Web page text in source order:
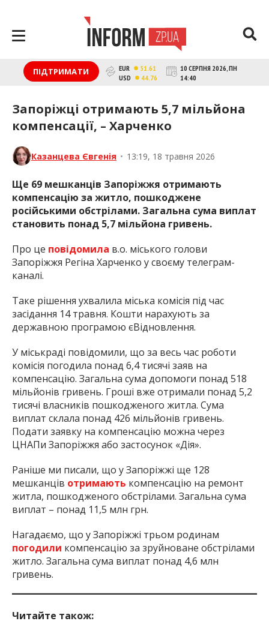
контенту
inform.zp.ua
INFORM.ZP.UA – це інформаційний
портал та веб-сайт новин міста
розповідаємо головні та свіжі новини
політики, економіки, культури,
криміналу, подій, спорту Запоріжжя та
сьогодні. Онлайн – актуальні та
Запорізької області на день.
Інформація та особи Запоріжжя.
INFORM.ZP.UA публікує статті
запорізьких журналістів,
розслідування та чесну аналітику. Ми
дуже цінуємо наших читачів і
відбираємо та розміщуємо для них
найважливішу інформацію про події
10 СЕРПНЯ 2026, ПН
14:40
EUR
51.61
USD
44.76
ПІДТРИМАТИ
Запоріжці отримають 5,7 мільйона
компенсації, – Харченко
Казанцева Євгенія • 13:19, 18 травня 2026
Ще 69 мешканців Запоріжжя отримають
компенсацію за житло, пошкоджене
російськими обстрілами. Загальна сума виплат
становить понад 5,7 мільйона гривень.
Про це повідомила в.о. міського голови
Запоріжжя Регіна Харченко у своєму телеграм-
каналі.
Таке рішення ухвалила міська комісія під час
засідання 14 травня. Кошти нарахують за
державною програмою єВідновлення.
У міськраді повідомили, що за весь час роботи
комісія погодила понад 6,4 тисячі заяв на
компенсацію. Загальна сума допомоги понад 518
мільйонів гривень. Гроші вже отримали понад 5,2
тисячі власників пошкодженого житла. Сума
виплат склала понад 426 мільйонів гривень.
Подати заявку на компенсацію можна через
ЦНАПи Запоріжжя або застосунок «Дія».
Раніше ми писали, що у Запоріжжі ще 128
мешканців отримають компенсацію на ремонт
житла, пошкодженого обстрілами. Загальна сума
виплат – понад 11,5 млн грн.
Нагадаємо, що у Запоріжжі трьом родинам
погодили компенсацію за зруйноване обстрілами
житло. Загальна сума виплат понад 4,6 млн
гривень.
Читайте також: